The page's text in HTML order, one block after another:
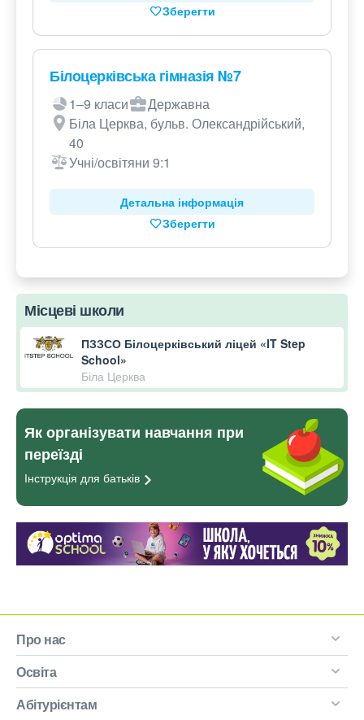
Зберегти
Білоцерківська гімназія №7
1–9 класи
Державна
Біла Церква, бульв. Олександрійський,
40
Учні/освітяни 9:1
Детальна інформація
Зберегти
Місцеві школи
ПЗЗСО Білоцерківський ліцей «IT Step
School»
Біла Церква
Як організувати навчання при
переїзді
Інструкція для батьків
Про нас
Освіта
Абітурієнтам